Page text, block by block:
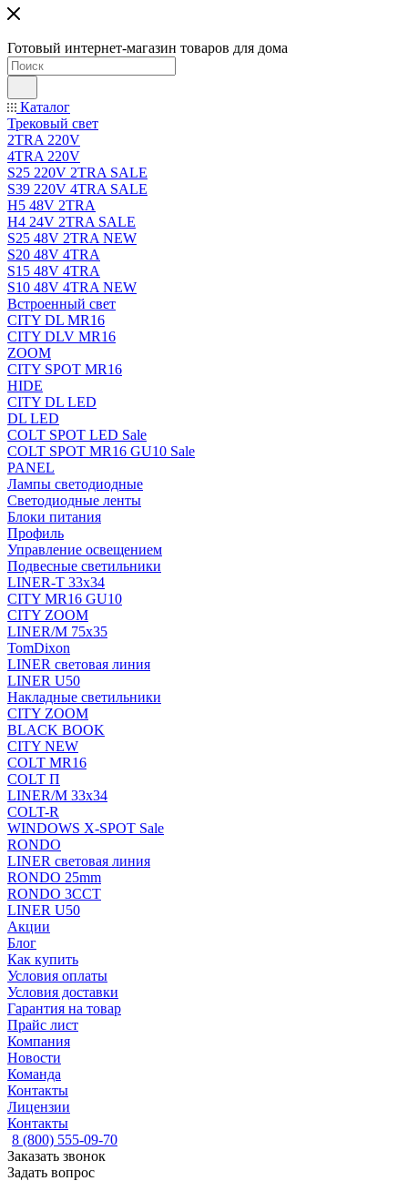
Готовый интернет-магазин товаров для дома
Каталог
Трековый свет
2TRA 220V
4TRA 220V
S25 220V 2TRA SALE
S39 220V 4TRA SALE
H5 48V 2TRA
H4 24V 2TRA SALE
S25 48V 2TRA NEW
S20 48V 4TRA
S15 48V 4TRA
S10 48V 4TRA NEW
Встроенный свет
CITY DL MR16
CITY DLV MR16
ZOOM
CITY SPOT MR16
HIDE
CITY DL LED
DL LED
COLT SPOT LED Sale
COLT SPOT MR16 GU10 Sale
PANEL
Лампы светодиодные
Светодиодные ленты
Блоки питания
Профиль
Управление освещением
Подвесные светильники
LINER-T 33x34
CITY MR16 GU10
CITY ZOOM
LINER/M 75х35
TomDixon
LINER световая линия
LINER U50
Накладные светильники
CITY ZOOM
BLACK BOOK
CITY NEW
COLT MR16
COLT П
LINER/М 33х34
COLT-R
WINDOWS X-SPOT Sale
RONDO
LINER световая линия
RONDO 25mm
RONDO 3CCT
LINER U50
Акции
Блог
Как купить
Условия оплаты
Условия доставки
Гарантия на товар
Прайс лист
Компания
Новости
Команда
Контакты
Лицензии
Контакты
8 (800) 555-09-70
Заказать звонок
Задать вопрос